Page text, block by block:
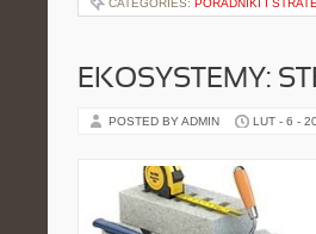
CATEGORIES: PORADNIKI I
EKOSYSTEMY:
POSTED BY ADMIN LUT - 6 -